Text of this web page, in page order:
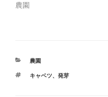
農園
カ
ゴ
農園
タ
キャベツ、 発芽